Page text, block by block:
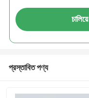
চালিয়ে
প্রস্তাবিত পণ্য